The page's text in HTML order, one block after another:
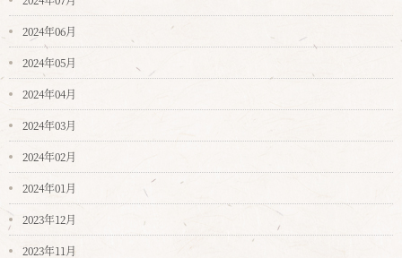
2024年06月
2024年05月
2024年04月
2024年03月
2024年02月
2024年01月
2023年12月
2023年11月